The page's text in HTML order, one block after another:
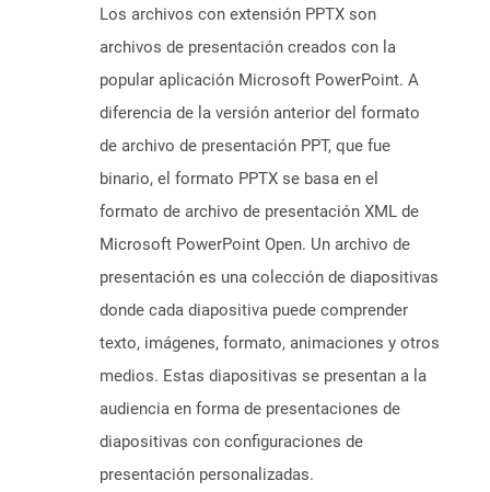
Los archivos con extensión PPTX son
archivos de presentación creados con la
popular aplicación Microsoft PowerPoint. A
diferencia de la versión anterior del formato
de archivo de presentación PPT, que fue
binario, el formato PPTX se basa en el
formato de archivo de presentación XML de
Microsoft PowerPoint Open. Un archivo de
presentación es una colección de diapositivas
donde cada diapositiva puede comprender
texto, imágenes, formato, animaciones y otros
medios. Estas diapositivas se presentan a la
audiencia en forma de presentaciones de
diapositivas con configuraciones de
presentación personalizadas.